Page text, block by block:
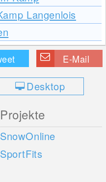
Langenlois
E-Mail
Desktop
Projekte
SnowOnline
SportFits